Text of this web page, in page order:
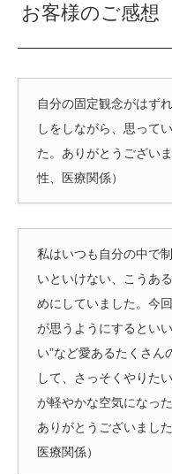
お客様のご感想
自分の固定観念がはず
しをしながら、思って
た。ありがとうござい
性、医療関係）
私はいつも自分の中で
いといけない、こうあ
めにしていました。今
が思うようにするとい
い”など愛あるたくさん
して、さっそくやりた
が軽やかな空気になっ
ありがとうございまし
医療関係）